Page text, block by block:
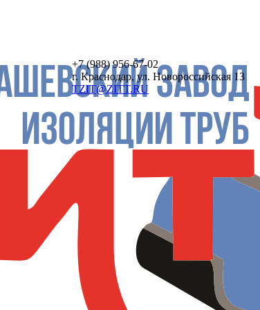
+7 (988)956-67-02
г. Краснодар, ул. Новороссийская 13
TZIT@ZITT.RU